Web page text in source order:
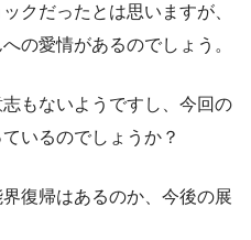
クだったとは思いますが、
の愛情があるのでしょう。
もないようですし、今回の
いるのでしょうか？
復帰はあるのか、今後の展